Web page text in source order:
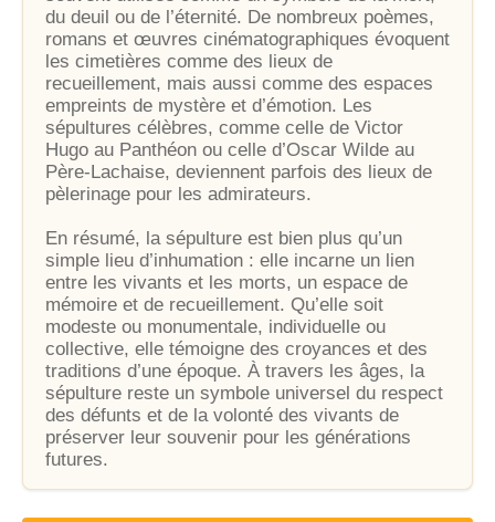
du deuil ou de l’éternité. De nombreux poèmes,
romans et œuvres cinématographiques évoquent
les cimetières comme des lieux de
recueillement, mais aussi comme des espaces
empreints de mystère et d’émotion. Les
sépultures célèbres, comme celle de Victor
Hugo au Panthéon ou celle d’Oscar Wilde au
Père-Lachaise, deviennent parfois des lieux de
pèlerinage pour les admirateurs.
En résumé, la sépulture est bien plus qu’un
simple lieu d’inhumation : elle incarne un lien
entre les vivants et les morts, un espace de
mémoire et de recueillement. Qu’elle soit
modeste ou monumentale, individuelle ou
collective, elle témoigne des croyances et des
traditions d’une époque. À travers les âges, la
sépulture reste un symbole universel du respect
des défunts et de la volonté des vivants de
préserver leur souvenir pour les générations
futures.